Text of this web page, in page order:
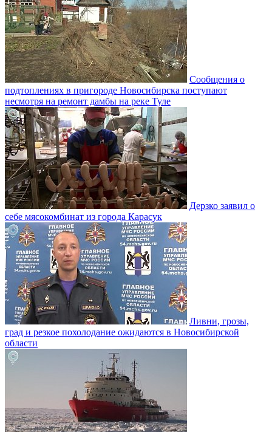
Сообщения о
подтоплениях в пригороде Новосибирска поступают
несмотря на ремонт дамбы на реке Туле
Дерзко заявил о
себе мясокомбинат из города Карасук
Ливни, грозы,
град и резкое похолодание ожидаются в Новосибирской
области